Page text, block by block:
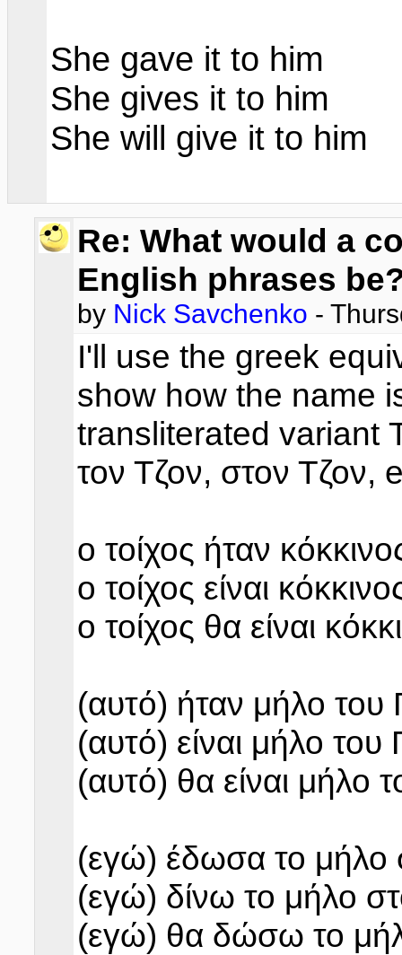
She gave it to him
She gives it to him
She will give it to him
Re: What would a
English phrases
by Nick Savchenko -
I'll use the greek
show how the name
transliterated variant
τον Τζον, στον Τζον,
ο τοίχος ήταν
ο τοίχος είναι
ο τοίχος θα είναι
(αυτό) ήταν μήλο του
(αυτό) είναι μήλο του
(αυτό) θα είναι μήλο
(εγώ) έδωσα το μήλο
(εγώ) δίνω το μήλο
(εγώ) θα δώσω το